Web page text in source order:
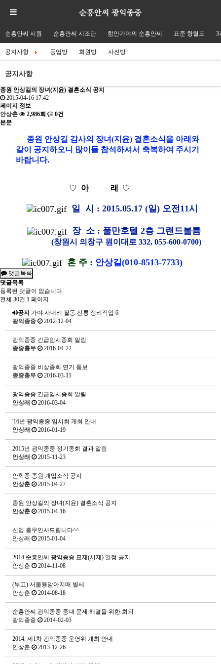
순흥안씨 시원 순흥안씨 시조단 함안가야의 순흥안씨 표준 항렬도 3
공지사항 등업방 회원방 사진방
공지사항
종원 안상길의 장녀(지윤) 결혼소식 공지
2015-04-16 17:42
페이지 정보
안상춘
2,986회
0건
본문
종원 안상길 감사의 장녀(지윤) 결혼소식을 아래와
같이 공지하오니 많이들 참석하셔서 축복하여 주시기
바랍니다.
♡ 아 래 ♡
일 시 : 2015.05.17 (일) 오전11시
장 소 : 풀만호텔 2층 그랜드볼륨
(창원시 의창구 원이대로 332, 055-600-0700)
혼 주 : 안상길(010-8513-7733)
댓글목록
댓글목록
등록된 댓글이 없습니다.
전체 30건 1 페이지
공지 가야 사내리 필동 선릉 정리작업 6
광익종중
2012-12-04
광익종중 긴급임시종회 알림
종중총무
2016-04-22
광익종중 비상종회 연기 통보
종중총무
2016-03-11
광익종중 긴급임시종회 알림
안상래
2016-03-04
'16년 광익종중 임시회 개최 안내
안상래
2016-01-19
2015년 광익종중 정기종회 결과 알림
안상래
2015-11-23
안학중 종원 개업소식 공지
안상춘
2015-04-27
종원 안상길의 장녀(지윤) 결혼소식 공지
안상춘
2015-04-16
신입 총무인사드립니다^^
안상래
2015-01-04
2014 순흥안씨 광익종중 묘제(시제) 일정 공지
안상춘
2014-11-08
(부고) 서울용암아지매 별세
안상춘
2014-08-18
순흥안씨 광익종중 중대 문제 해결을 위한 회의
광익종중
2014-02-03
2014. 제1차 광익종중 운영위 개최 안내
안상춘
2013-12-26